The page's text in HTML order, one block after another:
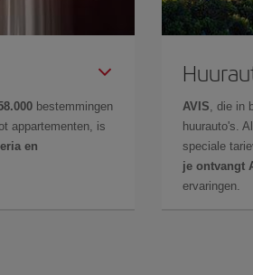
bestemmingen
appartementen, is
en
AVIS , die
huurauto's.
speciale
je ontvangt
ervaringen.